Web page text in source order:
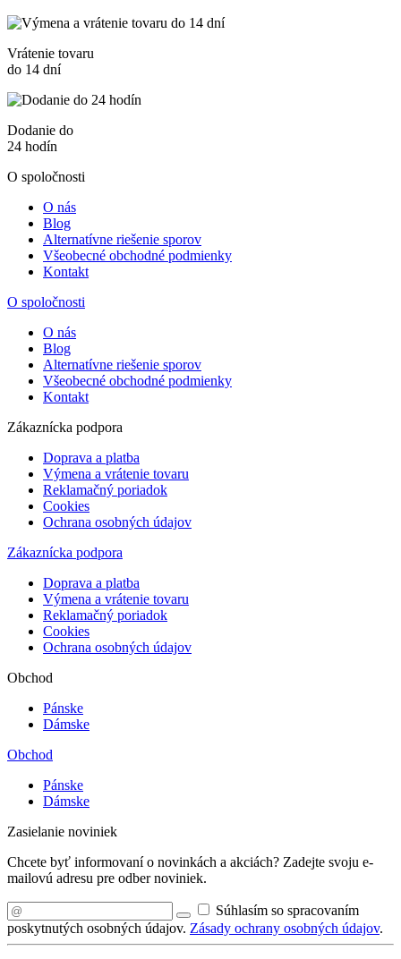
Vrátenie tovaru
do 14 dní
Dodanie do
24 hodín
O spoločnosti
O nás
Blog
Alternatívne riešenie sporov
Všeobecné obchodné podmienky
Kontakt
O spoločnosti
O nás
Blog
Alternatívne riešenie sporov
Všeobecné obchodné podmienky
Kontakt
Zákaznícka podpora
Doprava a platba
Výmena a vrátenie tovaru
Reklamačný poriadok
Cookies
Ochrana osobných údajov
Zákaznícka podpora
Doprava a platba
Výmena a vrátenie tovaru
Reklamačný poriadok
Cookies
Ochrana osobných údajov
Obchod
Pánske
Dámske
Obchod
Pánske
Dámske
Zasielanie noviniek
Chcete byť informovaní o novinkách a akciách? Zadejte svoju e-
mailovú adresu pre odber noviniek.
Súhlasím so spracovaním
poskytnutých osobných údajov. Zásady ochrany osobných údajov.